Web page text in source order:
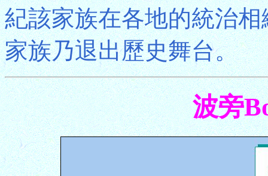
紀該家族在各地的統治
家族乃退出歷史舞台。
波旁